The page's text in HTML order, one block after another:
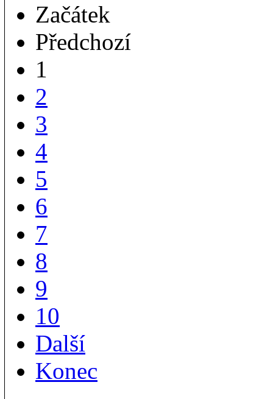
Začátek
Předchozí
1
2
3
4
5
6
7
8
9
10
Další
Konec